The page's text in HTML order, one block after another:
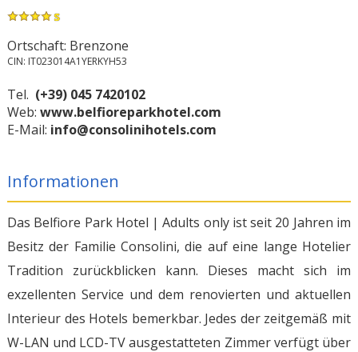
s
Ortschaft: Brenzone
CIN: IT023014A1YERKYH53
Tel. (+39) 045 7420102
Web: www.belfioreparkhotel.com
E-Mail: info@consolinihotels.com
Informationen
Das Belfiore Park Hotel | Adults only ist seit 20 Jahren im
Besitz der Familie Consolini, die auf eine lange Hotelier
Tradition zurückblicken kann. Dieses macht sich im
exzellenten Service und dem renovierten und aktuellen
Interieur des Hotels bemerkbar. Jedes der zeitgemäß mit
W-LAN und LCD-TV ausgestatteten Zimmer verfügt über